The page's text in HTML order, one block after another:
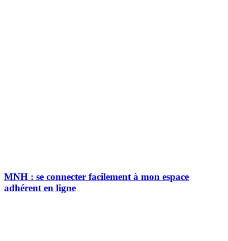
MNH : se connecter facilement à mon espace
adhérent en ligne